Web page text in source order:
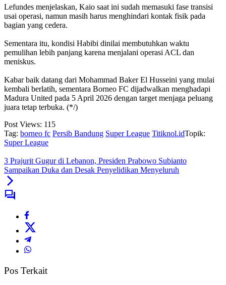
‎Lefundes menjelaskan, Kaio saat ini sudah memasuki fase transisi
usai operasi, namun masih harus menghindari kontak fisik pada
bagian yang cedera.
‎Sementara itu, kondisi Habibi dinilai membutuhkan waktu
pemulihan lebih panjang karena menjalani operasi ACL dan
meniskus.
‎Kabar baik datang dari Mohammad Baker El Husseini yang mulai
kembali berlatih, sementara Borneo FC dijadwalkan menghadapi
Madura United pada 5 April 2026 dengan target menjaga peluang
juara tetap terbuka. (*/)
Post Views: 115
Tag: borneo fc Persib Bandung Super League Titiknol.idTopik:
Super League
3 Prajurit Gugur di Lebanon, Presiden Prabowo Subianto
Sampaikan Duka dan Desak Penyelidikan Menyeluruh
Pos Terkait